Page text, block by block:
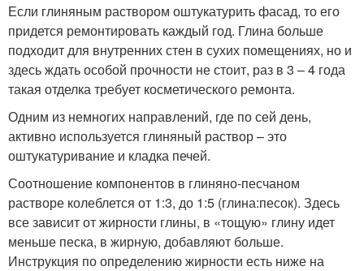
Если глиняным раствором оштукатурить фасад, то его
придется ремонтировать каждый год. Глина больше
подходит для внутренних стен в сухих помещениях, но и
здесь ждать особой прочности не стоит, раз в 3 – 4 года
такая отделка требует косметического ремонта.
Одним из немногих направлений, где по сей день,
активно используется глиняный раствор – это
оштукатуривание и кладка печей.
Соотношение компонентов в глиняно-песчаном
растворе колеблется от 1:3, до 1:5 (глина:песок). Здесь
все зависит от жирности глины, в «тощую» глину идет
меньше песка, в жирную, добавляют больше.
Инструкция по определению жирности есть ниже на